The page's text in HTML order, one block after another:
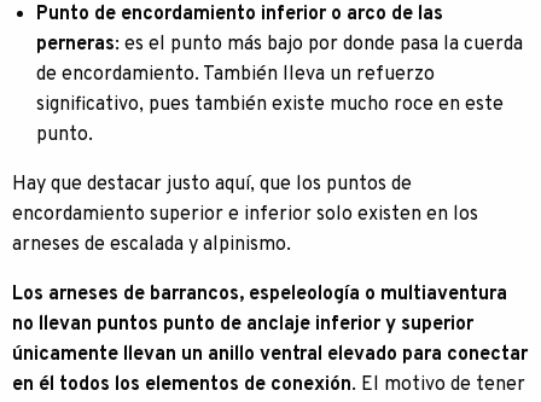
Punto de encordamiento inferior o arco de las
perneras: es el punto más bajo por donde pasa la cuerda
de encordamiento. También lleva un refuerzo
significativo, pues también existe mucho roce en este
punto.
Hay que destacar justo aquí, que los puntos de
encordamiento superior e inferior solo existen en los
arneses de escalada y alpinismo.
Los arneses de barrancos, espeleología o multiaventura
no llevan puntos punto de anclaje inferior y superior
únicamente llevan un anillo ventral elevado para conectar
en él todos los elementos de conexión. El motivo de tener